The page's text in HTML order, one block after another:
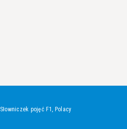
Słowniczek pojęć F1, Polacy